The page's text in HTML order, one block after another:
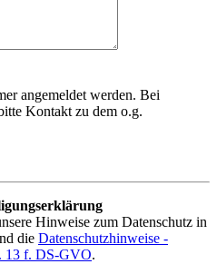
angemeldet werden. Bei
Kontakt zu dem o.g.
Hinweise zum Datenschutz in
die Datenschutzhinweise -
13 f. DS-GVO.